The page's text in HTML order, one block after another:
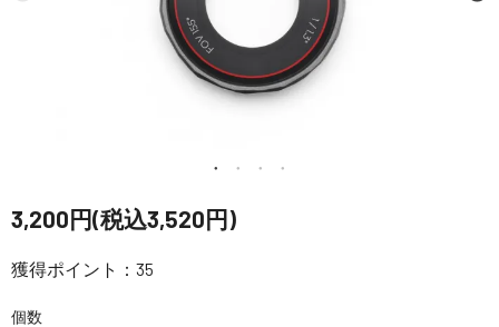
水中ドローン(ROV)・水中スクーター
講習会･国家資格･WEBセミナー
定期配信!
3,200円(税込3,520円)
獲得ポイント：35
個数